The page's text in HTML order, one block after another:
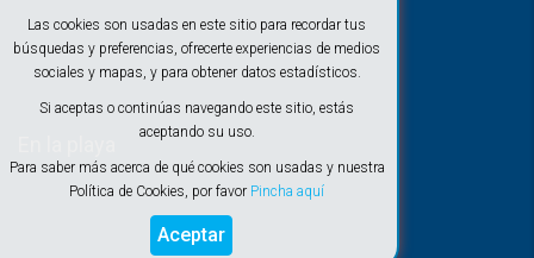
Las cookies son usadas en este sitio para recordar tus
búsquedas y preferencias, ofrecerte experiencias de medios
sociales y mapas, y para obtener datos estadísticos.
Si aceptas o continúas navegando este sitio, estás
aceptando su uso.
Para saber más acerca de qué cookies son usadas y nuestra
Política de Cookies, por favor Pincha aquí
Aceptar